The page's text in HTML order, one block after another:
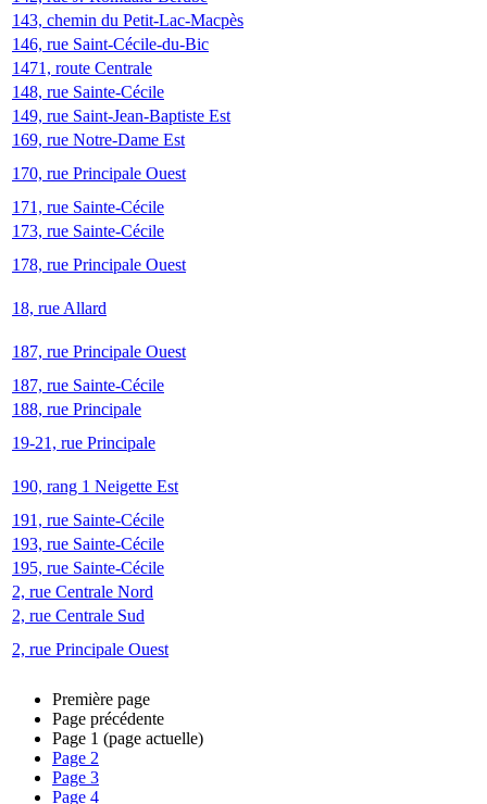
143, chemin du Petit-Lac-Macpès
146, rue Saint-Cécile-du-Bic
1471, route Centrale
148, rue Sainte-Cécile
149, rue Saint-Jean-Baptiste Est
169, rue Notre-Dame Est
170, rue Principale Ouest
171, rue Sainte-Cécile
173, rue Sainte-Cécile
178, rue Principale Ouest
18, rue Allard
187, rue Principale Ouest
187, rue Sainte-Cécile
188, rue Principale
19-21, rue Principale
190, rang 1 Neigette Est
191, rue Sainte-Cécile
193, rue Sainte-Cécile
195, rue Sainte-Cécile
2, rue Centrale Nord
2, rue Centrale Sud
2, rue Principale Ouest
Première page
Page précédente
Page 1 (page actuelle)
Page 2
Page 3
Page 4